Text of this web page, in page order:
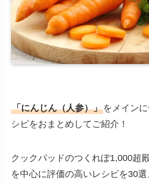
「にんじん（人参）」をメイン
シピをおまとめしてご紹介！
クックパッドのつくれぽ1,000超
を中心に評価の高いレシピを30